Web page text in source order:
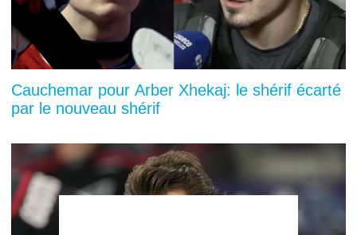
Cauchemar pour Arber Xhekaj: le shérif écarté
par le nouveau shérif